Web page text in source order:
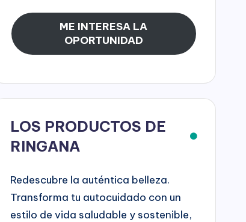
ME INTERESA LA
OPORTUNIDAD
LOS PRODUCTOS DE
RINGANA
Redescubre la auténtica belleza.
Transforma tu autocuidado con un
estilo de vida saludable y sostenible,